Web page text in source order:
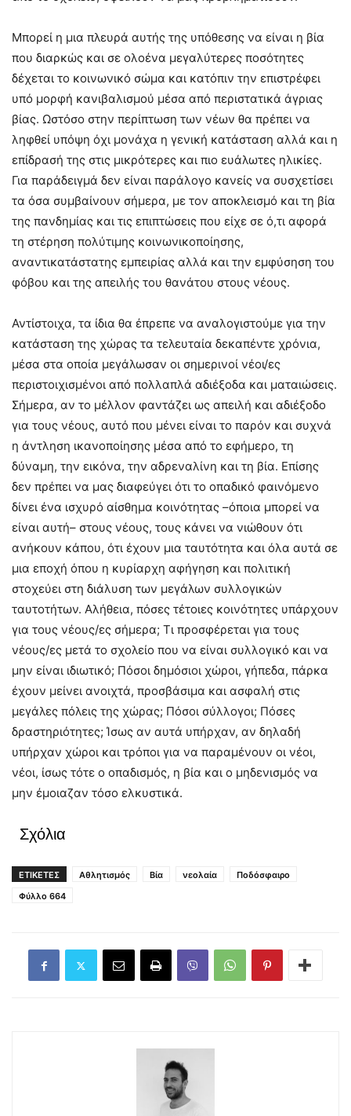
Μπορεί η μια πλευρά αυτής της υπόθεσης να είναι η βία
που διαρκώς και σε ολοένα μεγαλύτερες ποσότητες
δέχεται το κοινωνικό σώμα και κατόπιν την επιστρέφει
υπό μορφή κανιβαλισμού μέσα από περιστατικά άγριας
βίας. Ωστόσο στην περίπτωση των νέων θα πρέπει να
ληφθεί υπόψη όχι μονάχα η γενική κατάσταση αλλά και η
επίδρασή της στις μικρότερες και πιο ευάλωτες ηλικίες.
Για παράδειγμά δεν είναι παράλογο κανείς να συσχετίσει
τα όσα συμβαίνουν σήμερα, με τον αποκλεισμό και τη βία
της πανδημίας και τις επιπτώσεις που είχε σε ό,τι αφορά
τη στέρηση πολύτιμης κοινωνικοποίησης,
αναντικατάστατης εμπειρίας αλλά και την εμφύσηση του
φόβου και της απειλής του θανάτου στους νέους.
Αντίστοιχα, τα ίδια θα έπρεπε να αναλογιστούμε για την
κατάσταση της χώρας τα τελευταία δεκαπέντε χρόνια,
μέσα στα οποία μεγάλωσαν οι σημερινοί νέοι/ες
περιστοιχισμένοι από πολλαπλά αδιέξοδα και ματαιώσεις.
Σήμερα, αν το μέλλον φαντάζει ως απειλή και αδιέξοδο
για τους νέους, αυτό που μένει είναι το παρόν και συχνά
η άντληση ικανοποίησης μέσα από το εφήμερο, τη
δύναμη, την εικόνα, την αδρεναλίνη και τη βία. Επίσης
δεν πρέπει να μας διαφεύγει ότι το οπαδικό φαινόμενο
δίνει ένα ισχυρό αίσθημα κοινότητας –όποια μπορεί να
είναι αυτή– στους νέους, τους κάνει να νιώθουν ότι
ανήκουν κάπου, ότι έχουν μια ταυτότητα και όλα αυτά σε
μια εποχή όπου η κυρίαρχη αφήγηση και πολιτική
στοχεύει στη διάλυση των μεγάλων συλλογικών
ταυτοτήτων. Αλήθεια, πόσες τέτοιες κοινότητες υπάρχουν
για τους νέους/ες σήμερα; Τι προσφέρεται για τους
νέους/ες μετά το σχολείο που να είναι συλλογικό και να
μην είναι ιδιωτικό; Πόσοι δημόσιοι χώροι, γήπεδα, πάρκα
έχουν μείνει ανοιχτά, προσβάσιμα και ασφαλή στις
μεγάλες πόλεις της χώρας; Πόσοι σύλλογοι; Πόσες
δραστηριότητες; Ίσως αν αυτά υπήρχαν, αν δηλαδή
υπήρχαν χώροι και τρόποι για να παραμένουν οι νέοι,
νέοι, ίσως τότε ο οπαδισμός, η βία και ο μηδενισμός να
μην έμοιαζαν τόσο ελκυστικά.
Σχόλια
ΕΤΙΚΕΤΕΣ Αθλητισμός Βία νεολαία
Ποδόσφαιρο
Φύλλο 664